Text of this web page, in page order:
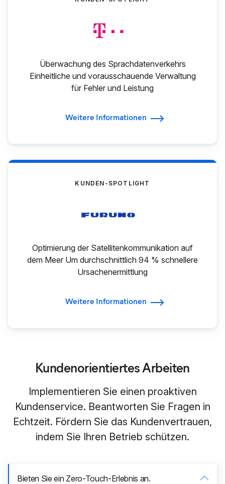
Überwachung des Sprachdatenverkehrs
Einheitliche und vorausschauende Verwaltung
für Fehler und Leistung
Weitere Informationen
KUNDEN-SPOTLIGHT
Optimierung der Satellitenkommunikation auf
dem Meer Um durchschnittlich 94 % schnellere
Ursachenermittlung
Weitere Informationen
Kundenorientiertes Arbeiten
Implementieren Sie einen proaktiven
Kundenservice. Beantworten Sie Fragen in
Echtzeit. Fördern Sie das Kundenvertrauen,
indem Sie Ihren Betrieb schützen.
Bieten Sie ein Zero-Touch-Erlebnis an.